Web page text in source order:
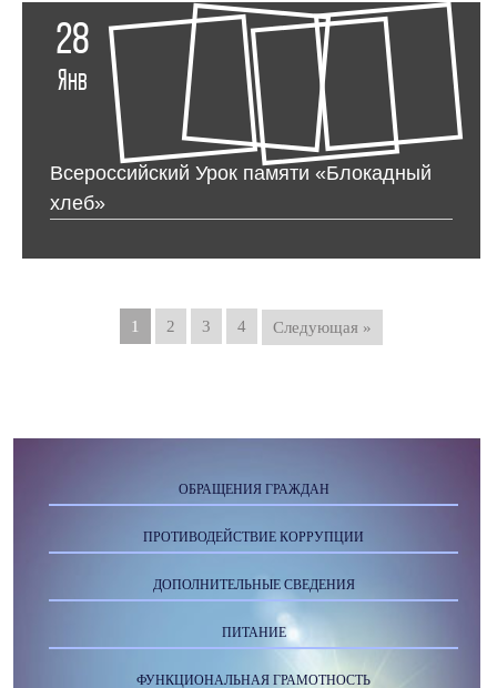
28
Янв
Всероссийский Урок памяти «Блокадный
хлеб»
1 2 3 4 Следующая »
ОБРАЩЕНИЯ ГРАЖДАН
ПРОТИВОДЕЙСТВИЕ КОРРУПЦИИ
ДОПОЛНИТЕЛЬНЫЕ СВЕДЕНИЯ
ПИТАНИЕ
ФУНКЦИОНАЛЬНАЯ ГРАМОТНОСТЬ